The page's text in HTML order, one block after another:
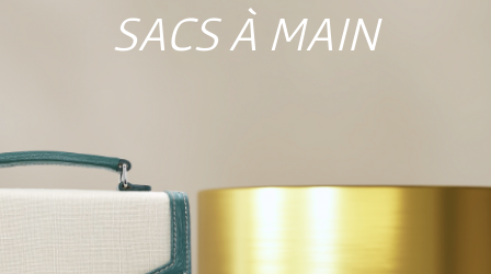
SACS À MAIN